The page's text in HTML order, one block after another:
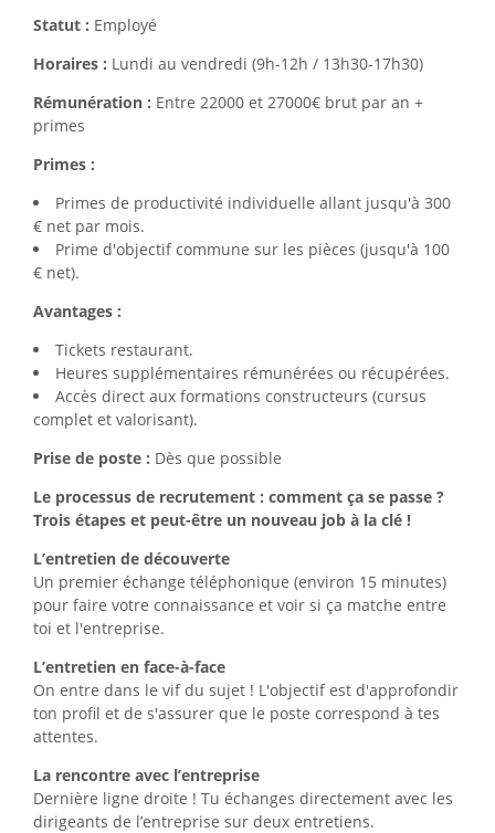
Statut : Employé
Horaires : Lundi au vendredi (9h-12h / 13h30-17h30)
Rémunération : Entre 22000 et 27000€ brut par an +
primes
Primes :
Primes de productivité individuelle allant jusqu'à 300
€ net par mois.
Prime d'objectif commune sur les pièces (jusqu'à 100
€ net).
Avantages :
Tickets restaurant.
Heures supplémentaires rémunérées ou récupérées.
Accès direct aux formations constructeurs (cursus
complet et valorisant).
Prise de poste : Dès que possible
Le processus de recrutement : comment ça se passe ?
Trois étapes et peut-être un nouveau job à la clé !
L’entretien de découverte
Un premier échange téléphonique (environ 15 minutes)
pour faire votre connaissance et voir si ça matche entre
toi et l'entreprise.
L’entretien en face-à-face
On entre dans le vif du sujet ! L'objectif est d'approfondir
ton profil et de s'assurer que le poste correspond à tes
attentes.
La rencontre avec l’entreprise
Dernière ligne droite ! Tu échanges directement avec les
dirigeants de l’entreprise sur deux entretiens.